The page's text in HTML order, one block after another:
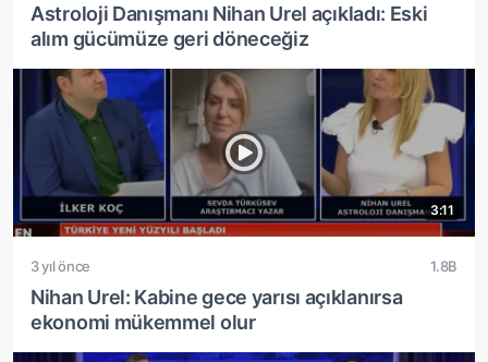
Astroloji Danışmanı Nihan Urel açıkladı: Eski
alım gücümüze geri döneceğiz
3:11
3 yıl önce 1.8B
Nihan Urel: Kabine gece yarısı açıklanırsa
ekonomi mükemmel olur